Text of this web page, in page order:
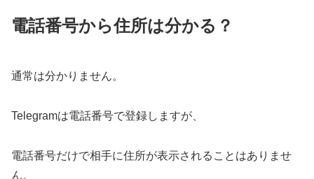
電話番号から住所は分かる？
通常は分かりません。
Telegramは電話番号で登録しますが、
電話番号だけで相手に住所が表示されることはありませ
ん。